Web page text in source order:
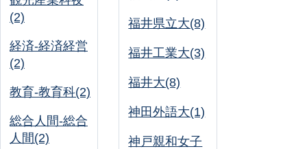
(2)
経済-経済経営
(2)
教育-教育科(2)
総合人間-総合
人間(2)
福井県立大(8)
福井工業大(3)
福井大(8)
神田外語大(1)
神戸親和女子